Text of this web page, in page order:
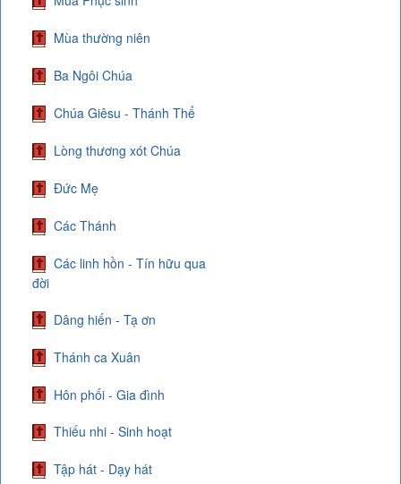
Mùa thường niên
Ba Ngôi Chúa
Chúa Giêsu - Thánh Thể
Lòng thương xót Chúa
Đức Mẹ
Các Thánh
Các linh hồn - Tín hữu qua
đời
Dâng hiến - Tạ ơn
Thánh ca Xuân
Hôn phối - Gia đình
Thiếu nhi - Sinh hoạt
Tập hát - Dạy hát